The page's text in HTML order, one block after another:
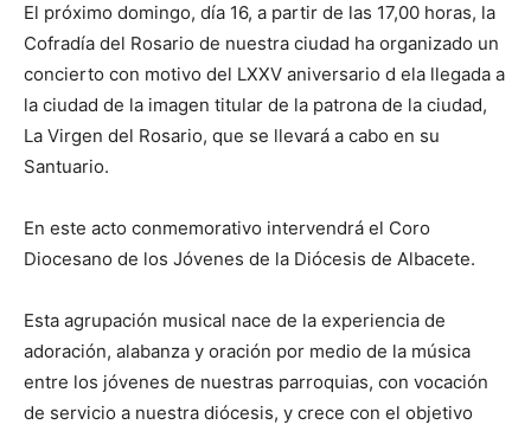
El próximo domingo, día 16, a partir de las 17,00 horas, la
Cofradía del Rosario de nuestra ciudad ha organizado un
concierto con motivo del LXXV aniversario d ela llegada a
la ciudad de la imagen titular de la patrona de la ciudad,
La Virgen del Rosario, que se llevará a cabo en su
Santuario.
En este acto conmemorativo intervendrá el Coro
Diocesano de los Jóvenes de la Diócesis de Albacete.
Esta agrupación musical nace de la experiencia de
adoración, alabanza y oración por medio de la música
entre los jóvenes de nuestras parroquias, con vocación
de servicio a nuestra diócesis, y crece con el objetivo